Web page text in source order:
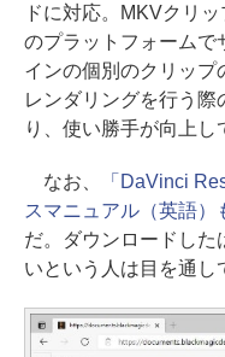
ドに対応。MKVクリ
のプラットフォームで
インの個別のクリップ
レンダリングを行う
り、使い勝手が向上し
なお、
「DaVinci
スマニュアル（英語）
だ。ダウンロードした
いという人は目を通し